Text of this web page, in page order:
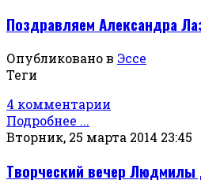
Поздравляем Александра
Опубликовано в Эссе
Теги
4 комментарии
Подробнее ...
Вторник, 25 марта 2014 23:45
Творческий вечер Людмилы